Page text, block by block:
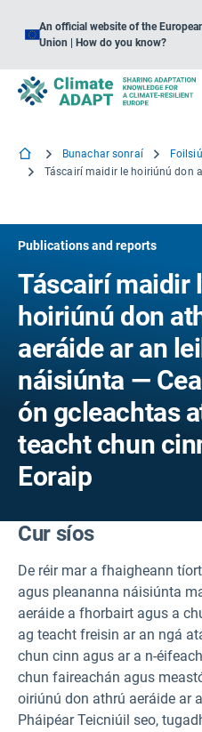
An official website of the
Union | How do you know?
Bunachar sonraí
Publications and reports
Táscairí maidir
hoiriúnú don
aeráide ar an
náisiúnta —
ón gcleachtas
teacht chun
Eoraip
Cur síos
De réir mar a fhaigheann
agus pleananna náisiúnta
aeráide a fhorbairt agus a
ag teacht freisin ar an ngá
chun cinn agus ar a n-
chun faireachán agus
oiriúnú don athrú aeráide ar
Pháipéar Teicniúil seo,